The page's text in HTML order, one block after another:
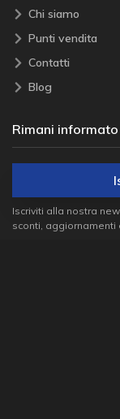
Chi siamo
Punti vendita
Contatti
Blog
Rimani informato
Iscriviti alla nostra
sconti, aggiornamenti